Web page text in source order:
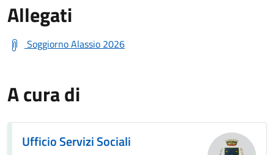
Allegati
Soggiorno Alassio 2026
A cura di
Ufficio Servizi Sociali